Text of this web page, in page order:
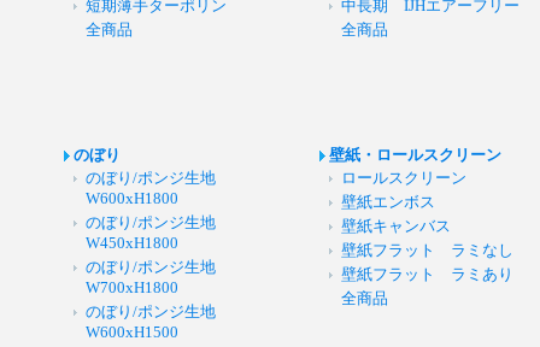
短期薄手ターポリン
全商品
中長期 IJHエアーフリー
全商品
のぼり
のぼり/ポンジ生地
W600xH1800
のぼり/ポンジ生地
W450xH1800
のぼり/ポンジ生地
W700xH1800
のぼり/ポンジ生地
W600xH1500
壁紙・ロールスクリーン
ロールスクリーン
壁紙エンボス
壁紙キャンバス
壁紙フラット ラミなし
壁紙フラット ラミあり
全商品